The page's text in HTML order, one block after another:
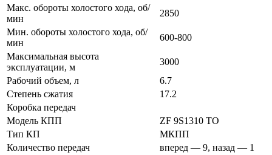
Макс. обороты холостого хода, об/
мин
2850
Мин. обороты холостого хода, об/
мин
600-800
Максимальная высота
эксплуатации, м
3000
Рабочий объем, л
6.7
Степень сжатия
17.2
Коробка передач
Модель КПП
ZF 9S1310 TO
Тип КП
МКПП
Количество передач
вперед — 9, назад — 1